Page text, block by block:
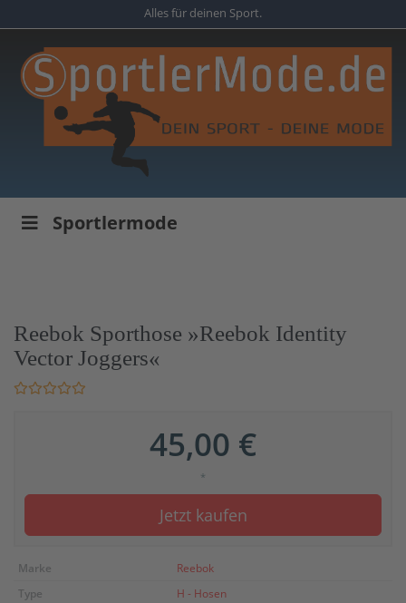
to
content
Alles für deinen Sport.
Sportlermode
Reebok Sporthose »Reebok Identity
Vector Joggers«
45,00 €
*
Jetzt kaufen
Marke
Reebok
Type
H - Hosen